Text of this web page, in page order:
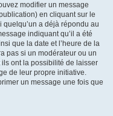
modifier un message
en cliquant sur le
a déjà répondu au
indiquant qu’il a été
que la date et l’heure de la
pas si un modérateur ou un
ont la possibilité de laisser
de leur propre initiative.
un message une fois que